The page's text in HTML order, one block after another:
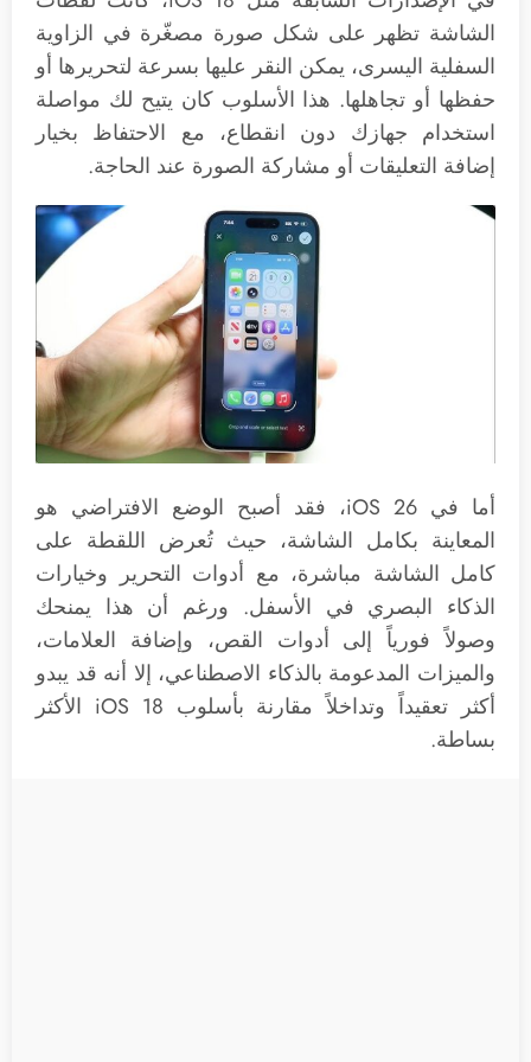
الشاشة تظهر على شكل صورة مصغّرة في الزاوية
السفلية اليسرى، يمكن النقر عليها بسرعة لتحريرها أو
حفظها أو تجاهلها. هذا الأسلوب كان يتيح لك مواصلة
استخدام جهازك دون انقطاع، مع الاحتفاظ بخيار
إضافة التعليقات أو مشاركة الصورة عند الحاجة.
أما في iOS 26، فقد أصبح الوضع الافتراضي هو
المعاينة بكامل الشاشة، حيث تُعرض اللقطة على
كامل الشاشة مباشرة، مع أدوات التحرير وخيارات
الذكاء البصري في الأسفل. ورغم أن هذا يمنحك
وصولاً فورياً إلى أدوات القص، وإضافة العلامات،
والميزات المدعومة بالذكاء الاصطناعي، إلا أنه قد يبدو
أكثر تعقيداً وتداخلاً مقارنة بأسلوب iOS 18 الأكثر
بساطة.